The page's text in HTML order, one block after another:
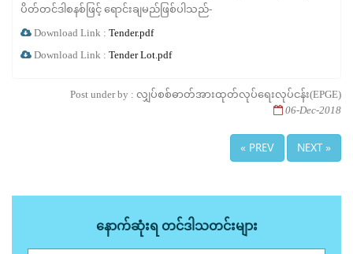
ပိတ်တင်ဒါစနစ်ဖြင့် ရောင်းချမည်ဖြစ်ပါသည်-
Download Link : Tender.pdf
Download Link : Tender Lot.pdf
Post under by : လျှပ်စစ်ဓာတ်အားထုတ်လုပ်ရေးလုပ်ငန်း(EPGE)
06-Dec-2018
« PREV NEXT »
နောက်ဆုံးရ တင်ဒါသတင်းများ